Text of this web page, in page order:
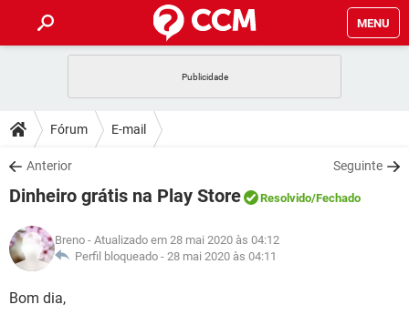
MENU
CELULAR
OUTLOOK
INSTAGRAM GMAIL
GUIA DE COMPRAS
DICAS
JOGOS
INSTAGRAM GMAIL
GUIA DE COMPRAS
DOWNLOADS
JOGOS WHATSAPP
CELULAR
OUTLOOK EXCEL
INSTAGRAM
JOGOS WHATSAPP
CELULAR
OUTLOOK
GLOSSÁRIO
JOGOS
Fórum E-mail
Anterior Seguinte
Dinheiro grátis na Play Store Resolvido/Fechado
Breno - Atualizado em 28 mai 2020 às 04:12
Perfil bloqueado - 28 mai 2020 às 04:11
Bom dia,